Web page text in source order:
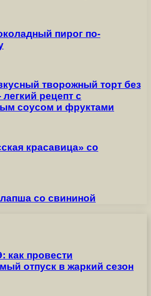
пирог по-
творожный торт без
рецепт с
соусом и фруктами
красавица» со
со свининой
как провести
отпуск в жаркий сезон